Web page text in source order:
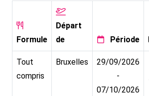
Formule
Départ
de
Période
Tout
compris
Bruxelles
29/09/2026
-
07/10/2026